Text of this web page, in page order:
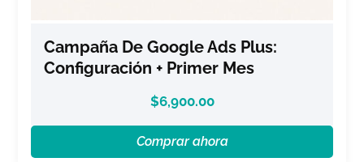
Campaña De Google Ads Plus:
Configuración + Primer Mes
$6,900.00
Comprar ahora